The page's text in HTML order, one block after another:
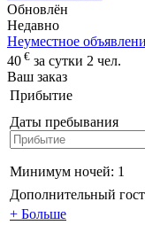
Обновлён
Недавно
Неуместное
40 € за сутки 2 чел.
Ваш заказ
Прибытие
Даты пребывания
Минимум ночей: 1
Дополнительный
+ Больше